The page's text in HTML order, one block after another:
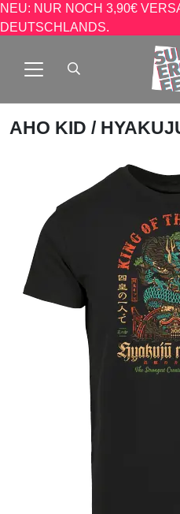
NEU: NUR NOCH 3,90€
DEUTSCHLANDS.
AHO KID /